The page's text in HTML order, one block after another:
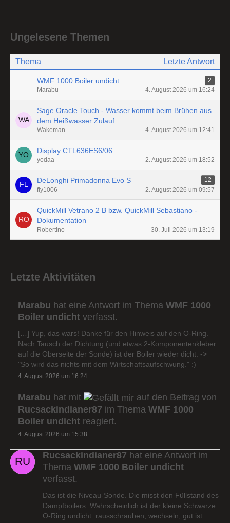
Ungelesene Themen
Thema Letzte Antwort
WMF 1000 Boiler undicht
2
Marabu
4. August 2026 um 16:24
Sage Oracle Touch - Wasser kommt beim Brühen aus
dem Heißwasser Zulauf
Wakeman 4. August 2026 um 12:41
Display CTL636ES6/06
yodaa 2. August 2026 um 18:52
DeLonghi Primadonna Evo S
12
fly1006
2. August 2026 um 09:57
QuickMill Vetrano 2 B bzw. QuickMill Sebastiano -
Dokumentation
Robertino 30. Juli 2026 um 13:19
Letzte Aktivitäten
Marabu hat eine Antwort im Thema WMF 1000
Boiler undicht verfasst.
[…] Yup, das wars! Danke für den Hinweis auf den O-Ring.
Nach Tausch der Dichtung (und etwas 2-Komponentenkleber
auf die Oberseite der Sonde) ist der Boiler wieder dicht. ->
"So wird das nichts mit dem Wirtschaftsaufschwung." :)
4. August 2026 um 16:24
Marabu hat mit
auf den Beitrag von
Rucsackindianer87 im Thema WMF 1000
Boiler undicht reagiert.
4. August 2026 um 15:38
Rucsackindianer87 hat eine Antwort im
Thema WMF 1000 Boiler undicht
verfasst.
Das ist die Niveau-Sonde. Die misst den Füllstand des
Dampfboilers. Wahrscheinlich ist der kleine Schwarze
O-Ring undicht. rausschrauben, wechseln, gut ist